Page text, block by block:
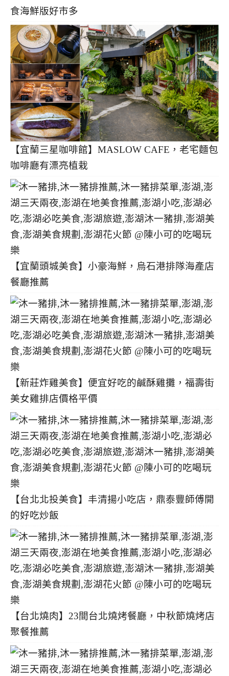
食海鮮版好市多
【宜蘭三星咖啡館】MASLOW CAFE，老宅麵包
咖啡廳有漂亮植栽
【宜蘭頭城美食】小豪海鮮，烏石港排隊海產店
餐廳推薦
【新莊炸雞美食】便宜好吃的鹹酥雞攤，福壽街
美女雞排店價格平價
【台北北投美食】丰清揚小吃店，鼎泰豐師傅開
的好吃炒飯
【台北燒肉】23間台北燒烤餐廳，中秋節燒烤店
聚餐推薦